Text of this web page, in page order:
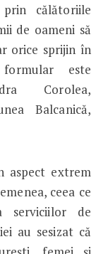
călătoriile
de oameni să
orice sprijin în
este
Corolea,
Balcanică,
aspect extrem
ceea ce
serviciilor de
au sesizat că